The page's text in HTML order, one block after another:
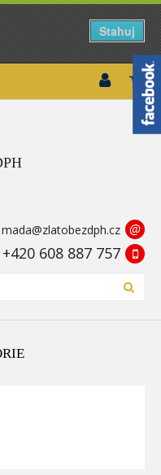
Stahuj
mada@zlatobezdph.cz @
+420 608 887 757